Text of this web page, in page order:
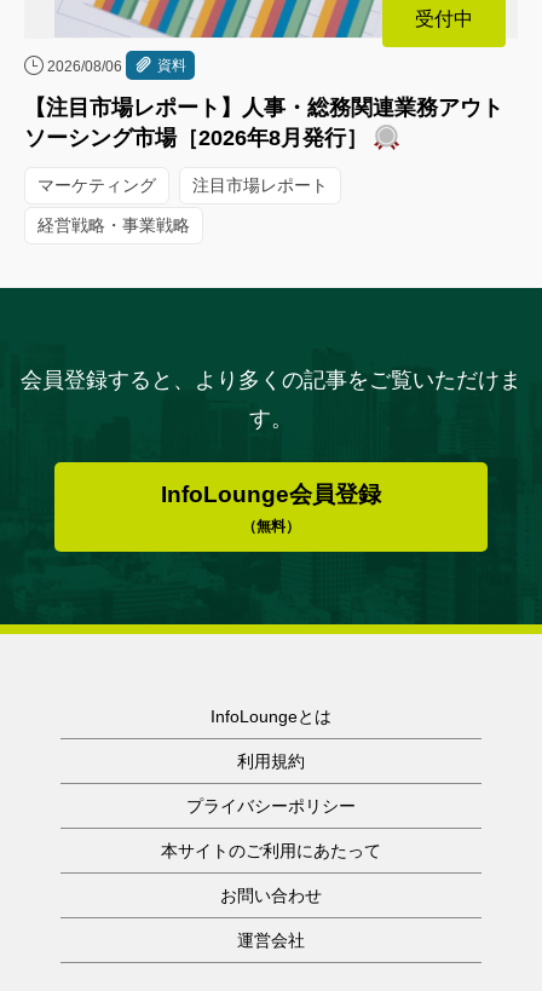
受付中
2026/08/06 資料
【注目市場レポート】人事・総務関連業務アウト
ソーシング市場［2026年8月発行］
マーケティング 注目市場レポート
経営戦略・事業戦略
会員登録すると、より多くの記事をご覧いただけま
す。
InfoLounge会員登録
（無料）
InfoLoungeとは
利用規約
プライバシーポリシー
本サイトのご利用にあたって
お問い合わせ
運営会社